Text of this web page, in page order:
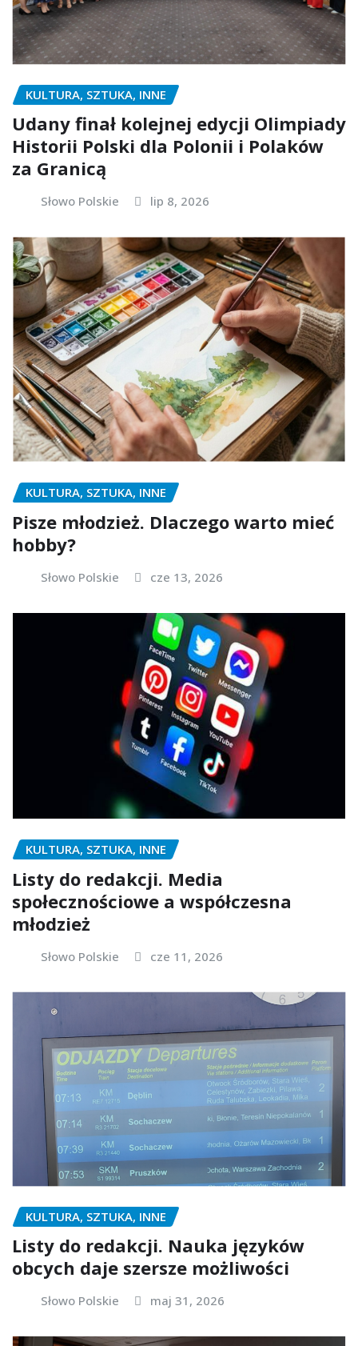
KULTURA, SZTUKA, INNE
Udany finał kolejnej edycji Olimpiady
Historii Polski dla Polonii i Polaków
za Granicą
Słowo Polskie lip 8, 2026
KULTURA, SZTUKA, INNE
Pisze młodzież. Dlaczego warto mieć
hobby?
Słowo Polskie cze 13, 2026
KULTURA, SZTUKA, INNE
Listy do redakcji. Media
społecznościowe a współczesna
młodzież
Słowo Polskie cze 11, 2026
KULTURA, SZTUKA, INNE
Listy do redakcji. Nauka języków
obcych daje szersze możliwości
Słowo Polskie maj 31, 2026